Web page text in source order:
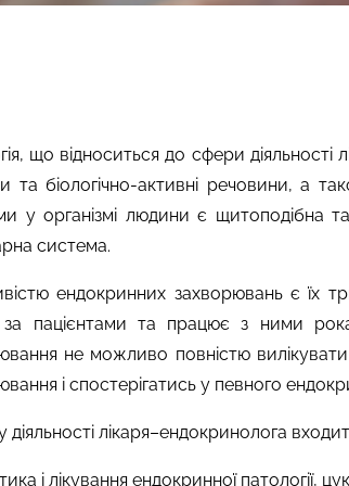
що відноситься до сфери
та біологічно-активні речовини, а
у організмі людини є щитоподібна
система.
ендокринних захворювань є їх
за пацієнтами та працює з ними
не можливо повністю
і спостерігатись у певного
діяльності лікаря–ендокринолога
і лікування ендокринної патології,